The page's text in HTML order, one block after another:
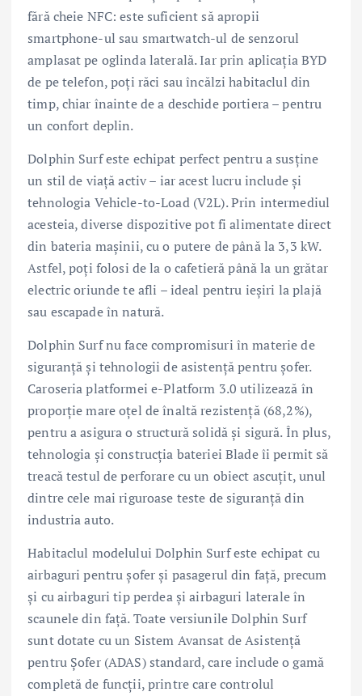
fără cheie NFC: este suficient să apropii
smartphone-ul sau smartwatch-ul de senzorul
amplasat pe oglinda laterală. Iar prin aplicația BYD
de pe telefon, poți răci sau încălzi habitaclul din
timp, chiar înainte de a deschide portiera – pentru
un confort deplin.
Dolphin Surf este echipat perfect pentru a susține
un stil de viață activ – iar acest lucru include și
tehnologia Vehicle-to-Load (V2L). Prin intermediul
acesteia, diverse dispozitive pot fi alimentate direct
din bateria mașinii, cu o putere de până la 3,3 kW.
Astfel, poți folosi de la o cafetieră până la un grătar
electric oriunde te afli – ideal pentru ieșiri la plajă
sau escapade în natură.
Dolphin Surf nu face compromisuri în materie de
siguranță și tehnologii de asistență pentru șofer.
Caroseria platformei e-Platform 3.0 utilizează în
proporție mare oțel de înaltă rezistență (68,2%),
pentru a asigura o structură solidă și sigură. În plus,
tehnologia și construcția bateriei Blade îi permit să
treacă testul de perforare cu un obiect ascuțit, unul
dintre cele mai riguroase teste de siguranță din
industria auto.
Habitaclul modelului Dolphin Surf este echipat cu
airbaguri pentru șofer și pasagerul din față, precum
și cu airbaguri tip perdea și airbaguri laterale în
scaunele din față. Toate versiunile Dolphin Surf
sunt dotate cu un Sistem Avansat de Asistență
pentru Șofer (ADAS) standard, care include o gamă
completă de funcții, printre care controlul